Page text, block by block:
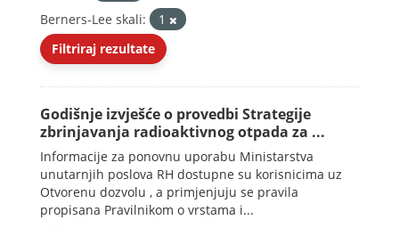
Berners-Lee skali:
1
Filtriraj rezultate
Godišnje izvješće o provedbi Strategije
zbrinjavanja radioaktivnog otpada za ...
Informacije za ponovnu uporabu Ministarstva
unutarnjih poslova RH dostupne su korisnicima uz
Otvorenu dozvolu , a primjenjuju se pravila
propisana Pravilnikom o vrstama i...